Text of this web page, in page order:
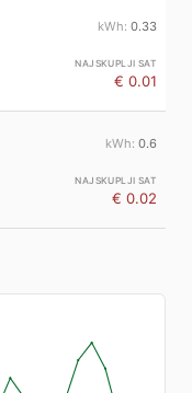
0.33
€ 0.01
0.6
€ 0.02